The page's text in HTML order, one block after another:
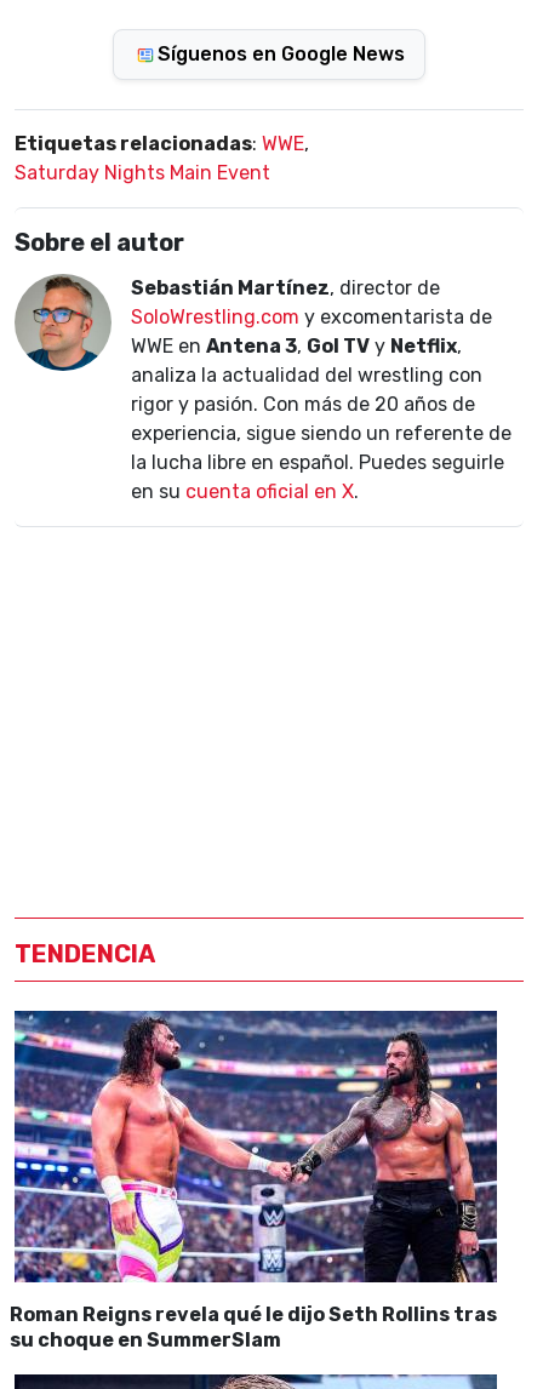
Síguenos en Google News
Etiquetas relacionadas: WWE,
Saturday Nights Main Event
Sobre el autor
Sebastián Martínez, director de
SoloWrestling.com y excomentarista de
WWE en Antena 3, Gol TV y Netflix,
analiza la actualidad del wrestling con
rigor y pasión. Con más de 20 años de
experiencia, sigue siendo un referente de
la lucha libre en español. Puedes seguirle
en su cuenta oficial en X.
TENDENCIA
Roman Reigns revela qué le dijo Seth Rollins tras
su choque en SummerSlam